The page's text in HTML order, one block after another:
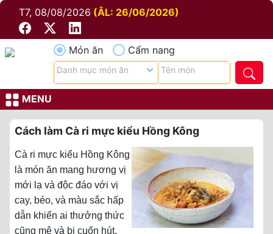
T7, 08/08/2026 (ÂL: 26/06/2026)
Món ăn Cẩm nang
MENU
Cách làm Cà ri mực kiểu Hồng Kông
Cà ri mực kiểu Hồng Kông
là món ăn mang hương vị
mới lạ và độc đáo với vị
cay, béo, và màu sắc hấp
dẫn khiến ai thưởng thức
cũng mê và bị cuốn hút.